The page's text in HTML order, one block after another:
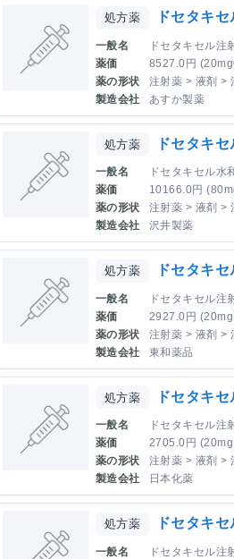
処方薬 ドセタキ
一般名
ドセタキセル注
薬価
8527.0円
薬の形状
注射薬 > 液剤 >
製造会社
あすか製薬
処方薬 ドセタキ
一般名
ドセタキセル水
薬価
10166.0円
薬の形状
注射薬 > 液剤 >
製造会社
沢井製薬
処方薬 ドセタキ
一般名
ドセタキセル注
薬価
2927.0円
薬の形状
注射薬 > 液剤 >
製造会社
東和薬品
処方薬 ドセタキ
一般名
ドセタキセル注
薬価
2705.0円
薬の形状
注射薬 > 液剤 >
製造会社
日本化薬
処方薬 ドセタキ
一般名
ドセタキセル注